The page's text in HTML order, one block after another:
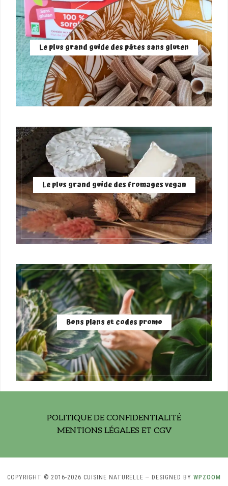
Le plus grand guide des pâtes sans gluten
Le plus grand guide des fromages vegan
Bons plans et codes promo
POLITIQUE DE CONFIDENTIALITÉ
MENTIONS LÉGALES ET CGV
COPYRIGHT © 2016-2026 CUISINE NATURELLE — DESIGNED BY WPZOOM